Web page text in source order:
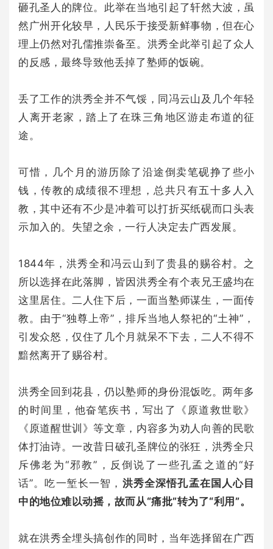
砸孔圣人的牌位。此举在当地引起了轩然大波，虽
然广州开化较早，人民乐于接受新鲜事物，但在心
理上仍然对孔儒推崇备至。洪秀全此举引起了众人
的反感，最终导致他丢掉了塾师的饭碗。
丢了工作的洪秀全并不气馁，同冯云山及几个年轻
人离开老家，踏上了在珠三角地区游走布道的征
途。
可惜，几个月的游历除了沿途倒卖笔砚挣了些小
钱，传教的成绩很不理想，总共只有五十多人入
教，其中还有不少是冲着可以打折买纸砚而口头表
示加入的。失望之余，一行人决定去广西发展。
1844年，洪秀全和冯云山到了贵县的赐谷村。之
所以选择在此落脚，皆因洪秀全有个表兄王盛均在
这里居住。二人住下后，一面当塾师谋生，一面传
教。由于“独尊上帝”，排斥当地人祭祀的“土神”，
引发众怒，仅住了几个月就呆不下去，二人不得不
黯然离开了赐谷村。
洪秀全回到花县，仍以塾师的身份混饭吃。两年多
的时间里，他奋笔疾书，写出了《原道救世歌》
《原道醒世训》等文章，内容多为劝人向善的民歌
体打油诗。一改昔日破孔圣牌位的张狂，洪秀全只
斥佛老为“邪教”，反倒说了一些孔孟之道的“好
话”。吃一堑长一智， 洪秀全深悟孔孟在国人心目
中的地位难以动摇，故而从“痛批”转为了“利用”。
就在洪秀全埋头搞创作的同时，当年选择留在广西